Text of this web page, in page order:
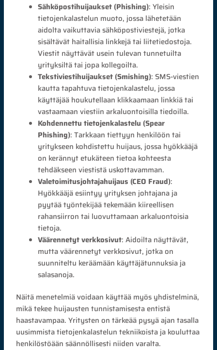
Sähköpostihuijaukset (Phishing): Yleisin
tietojenkalastelun muoto, jossa lähetetään
aidolta vaikuttavia sähköpostiviestejä, jotka
sisältävät haitallisia linkkejä tai liitetiedostoja.
Viestit näyttävät usein tulevan tunnetuilta
yrityksiltä tai jopa kollegoilta.
Tekstiviestihuijaukset (Smishing): SMS-viestien
kautta tapahtuva tietojenkalastelu, jossa
käyttäjää houkutellaan klikkaamaan linkkiä tai
vastaamaan viestiin arkaluontoisilla tiedoilla.
Kohdennettu tietojenkalastelu (Spear
Phishing): Tarkkaan tiettyyn henkilöön tai
yritykseen kohdistettu huijaus, jossa hyökkääjä
on kerännyt etukäteen tietoa kohteesta
tehdäkseen viestistä uskottavamman.
Valetoimitusjohtajahuijaus (CEO Fraud):
Hyökkääjä esiintyy yrityksen johtajana ja
pyytää työntekijää tekemään kiireellisen
rahansiirron tai luovuttamaan arkaluontoisia
tietoja.
Väärennetyt verkkosivut: Aidoilta näyttävät,
mutta väärennetyt verkkosivut, jotka on
suunniteltu keräämään käyttäjätunnuksia ja
salasanoja.
Näitä menetelmiä voidaan käyttää myös yhdistelminä,
mikä tekee huijausten tunnistamisesta entistä
haastavampaa. Yritysten on tärkeää pysyä ajan tasalla
uusimmista tietojenkalastelun tekniikoista ja kouluttaa
henkilöstöään säännöllisesti niiden varalta.